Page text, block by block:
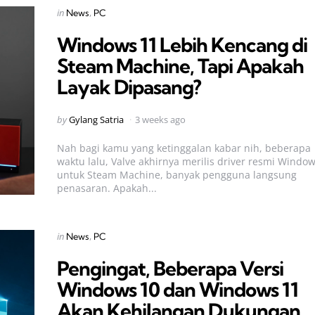
Categories
Posted
in News PC
Windows 11 Lebih Kencang di
Steam Machine, Tapi Apakah
Layak Dipasang?
Posted
byGylang Satria 3 weeks ago
Nah bagi kamu yang ketinggalan kabar nih, beberapa
waktu lalu, Valve akhirnya merilis driver resmi
untuk Steam Machine, banyak pengguna langsung
penasaran. Apakah...
Categories
Posted
in News PC
Pengingat, Beberapa Versi
Windows 10 dan Windows 11